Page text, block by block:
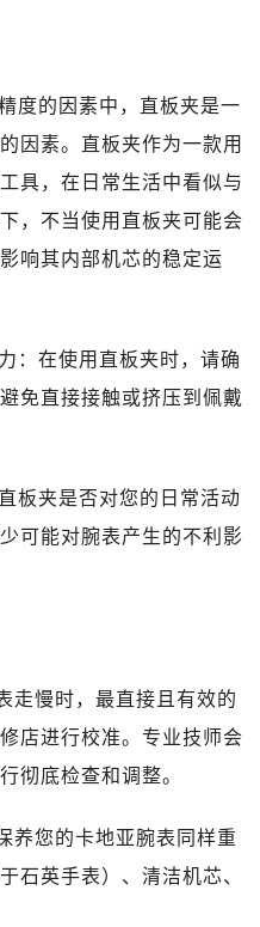
度的因素中，直板夹是一
因素。直板夹作为一款用
具，在日常生活中看似与
，不当使用直板夹可能会
响其内部机芯的稳定运
：在使用直板夹时，请确
免直接接触或挤压到佩戴
板夹是否对您的日常活动
可能对腕表产生的不利影
走慢时，最直接且有效的
店进行校准。专业技师会
彻底检查和调整。
养您的卡地亚腕表同样重
石英手表）、清洁机芯、